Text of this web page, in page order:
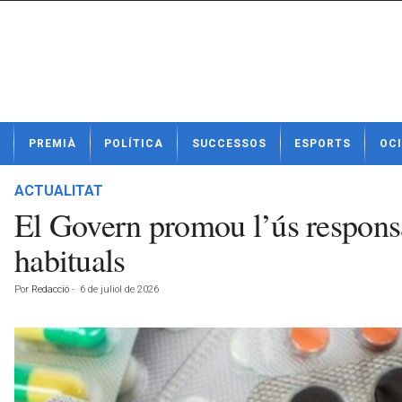
t
PREMIÀ POLÍTICA SUCCESSOS ESPORTS OCI
ACTUALITAT
El Govern promou l’ús
habituals
Por Redacció - 6 de juliol de 2026